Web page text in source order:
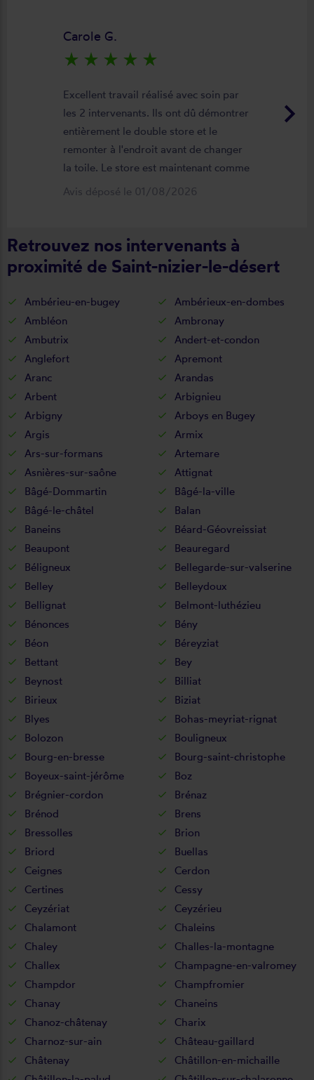
keyboard_arrow_right
Carole G.
star_rate star_rate star_rate star_rate star_rate
Excellent travail réalisé avec soin par
les 2 intervenants. Ils ont dû démontrer
entièrement le double store et le
remonter à l'endroit avant de changer
la toile. Le store est maintenant comme
neuf, parfaitement positionné et
Avis déposé le 01/08/2026
Retrouvez nos intervenants à
proximité de Saint-nizier-le-désert
Ambérieu-en-bugey
Ambérieux-en-dombes
Ambléon
Ambronay
Ambutrix
Andert-et-condon
Anglefort
Apremont
Aranc
Arandas
Arbent
Arbignieu
Arbigny
Arboys en Bugey
Argis
Armix
Ars-sur-formans
Artemare
Asnières-sur-saône
Attignat
Bâgé-Dommartin
Bâgé-la-ville
Bâgé-le-châtel
Balan
Baneins
Béard-Géovreissiat
Beaupont
Beauregard
Béligneux
Bellegarde-sur-valserine
Belley
Belleydoux
Bellignat
Belmont-luthézieu
Bénonces
Bény
Béon
Béreyziat
Bettant
Bey
Beynost
Billiat
Birieux
Biziat
Blyes
Bohas-meyriat-rignat
Bolozon
Bouligneux
Bourg-en-bresse
Bourg-saint-christophe
Boyeux-saint-jérôme
Boz
Brégnier-cordon
Brénaz
Brénod
Brens
Bressolles
Brion
Briord
Buellas
Ceignes
Cerdon
Certines
Cessy
Ceyzériat
Ceyzérieu
Chalamont
Chaleins
Chaley
Challes-la-montagne
Challex
Champagne-en-valromey
Champdor
Champfromier
Chanay
Chaneins
Chanoz-châtenay
Charix
Charnoz-sur-ain
Château-gaillard
Châtenay
Châtillon-en-michaille